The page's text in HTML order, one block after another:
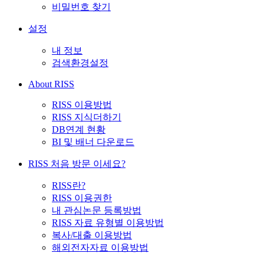
비밀번호 찾기
설정
내 정보
검색환경설정
About RISS
RISS 이용방법
RISS 지식더하기
DB연계 현황
BI 및 배너 다운로드
RISS 처음 방문 이세요?
RISS란?
RISS 이용권한
내 관심논문 등록방법
RISS 자료 유형별 이용방법
복사/대출 이용방법
해외전자자료 이용방법